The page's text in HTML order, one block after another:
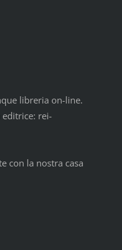
libreria on-line.
editrice: rei-
con la nostra casa